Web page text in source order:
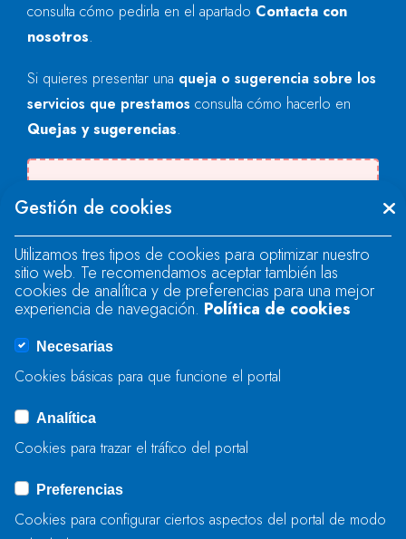
consulta cómo pedirla en el apartado Contacta con
nosotros.
Si quieres presentar una queja o sugerencia sobre los
servicios que prestamos consulta cómo hacerlo en
Quejas y sugerencias.
"text".
Se produjo un error al cargar el campo
"text".
Se produjo un error al cargar el campo
ENVIAR
Gestión de cookies
Utilizamos tres tipos de cookies para optimizar nuestro
sitio web. Te recomendamos aceptar también las
cookies de analítica y de preferencias para una mejor
experiencia de navegación. Política de cookies
Necesarias
Cookies básicas para que funcione el portal
Analítica
Cookies para trazar el tráfico del portal
Preferencias
Cookies para configurar ciertos aspectos del portal de modo